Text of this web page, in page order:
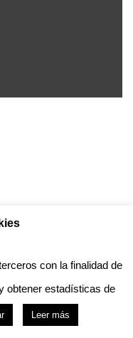
Neve
con la finalidad de
obtener estadísticas de
Leer más